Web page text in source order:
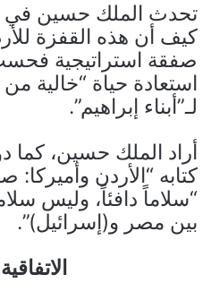
تحدث الملك حسين في
كيف أن هذه القفزة
صفقة استراتيجية
استعادة حياة “خالية
لـ”أبناء إبراهيم”.
أراد الملك حسين،
كتابه “الأردن وأميركا:
“سلاماً دافئاً، وليس
بين مصر و(إسرائيل)”.